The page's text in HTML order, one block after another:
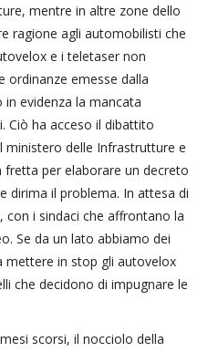
mentre in altre zone dello
ragione agli automobilisti che
e i teletaser non
ordinanze emesse dalla
in evidenza la mancata
Ciò ha acceso il dibattito
ministero delle Infrastrutture e
per elaborare un decreto
dirima il problema. In attesa di
, con i sindaci che affrontano la
Se da un lato abbiamo dei
mettere in stop gli autovelox
che decidono di impugnare le
scorsi, il nocciolo della